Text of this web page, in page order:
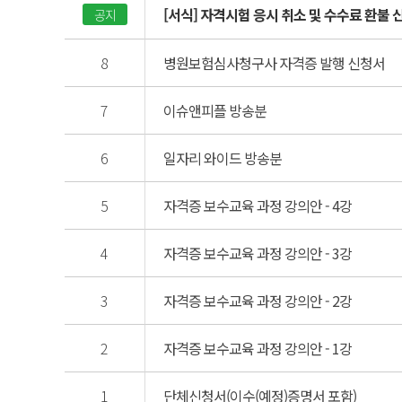
공지 [서식] 자격시험 응시 취소 및 수수료 환불
8 병원보험심사청구사 자격증 발행 신청서
7 이슈앤피플 방송분
6 일자리 와이드 방송분
5 자격증 보수교육 과정 강의안 - 4강
4 자격증 보수교육 과정 강의안 - 3강
3 자격증 보수교육 과정 강의안 - 2강
2 자격증 보수교육 과정 강의안 - 1강
1 단체신청서(이수(예정)증명서 포함)